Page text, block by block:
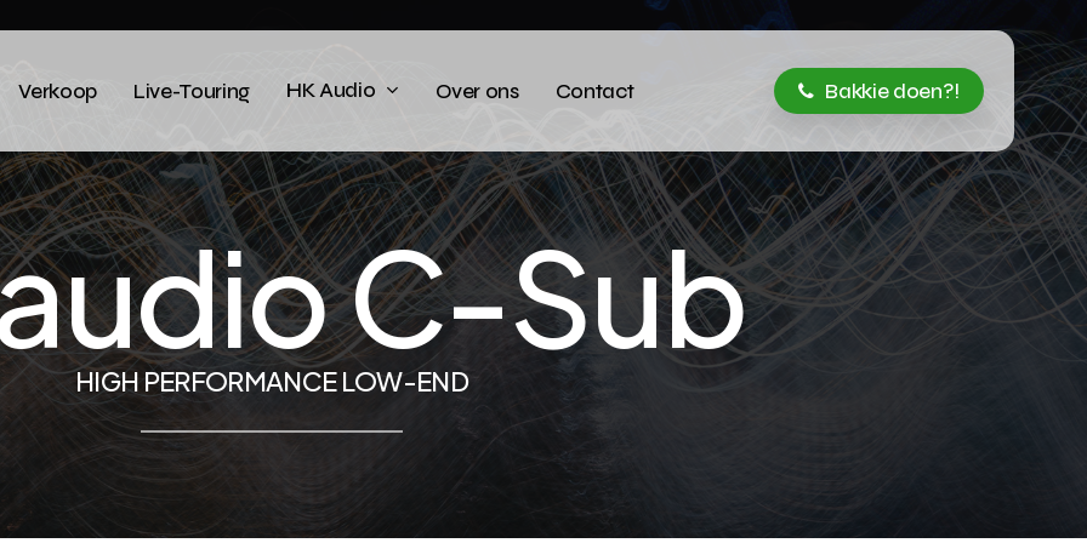
Verkoop Live-Touring HK Audio Over ons Contact Bakkie doen?!
udioC-Sub
HIGH PERFORMANCE LOW-END